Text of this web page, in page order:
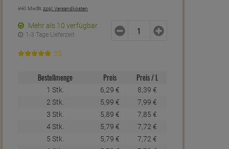
inkl. MwSt. zzgl. Versandkosten
Mehr als 10 verfügbar
1-3 Tage Lieferzeit
35
Bestellmenge Preis Preis / L
1 Stk. 6, 29 € 8, 39 €
2 Stk.
5, 99 € 7, 99 €
3 Stk.
5, 89 € 7, 85 €
4 Stk.
5, 79 € 7, 72 €
5 Stk.
5, 79 € 7, 72 €